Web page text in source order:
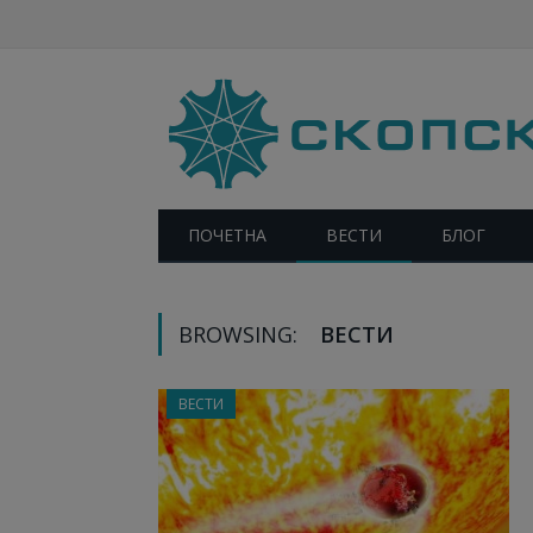
ПОЧЕТНА ВЕСТИ БЛОГ
BROWSING: ВЕСТИ
ВЕСТИ